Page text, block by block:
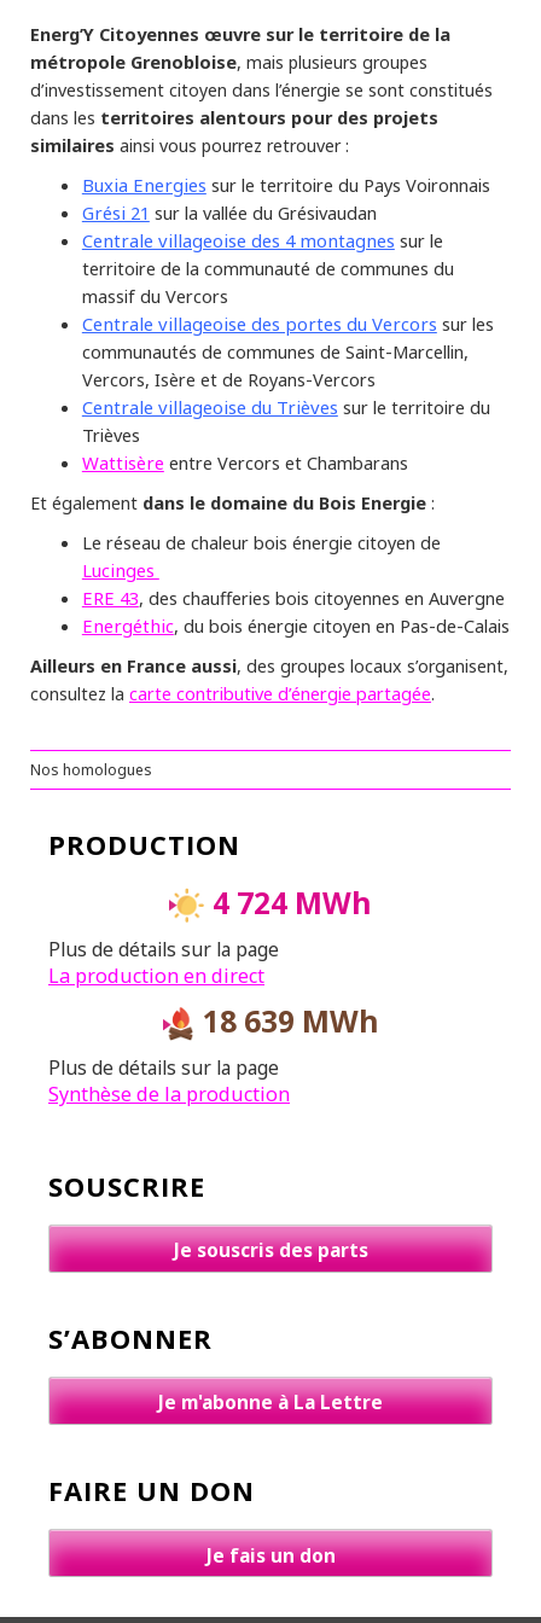
Energ’Y Citoyennes œuvre sur le territoire de la
métropole Grenobloise, mais plusieurs groupes
d’investissement citoyen dans l’énergie se sont constitués
dans les territoires alentours pour des projets
similaires ainsi vous pourrez retrouver :
Buxia Energies sur le territoire du Pays Voironnais
Grési 21 sur la vallée du Grésivaudan
Centrale villageoise des 4 montagnes sur le
territoire de la communauté de communes du
massif du Vercors
Centrale villageoise des portes du Vercors sur les
communautés de communes de Saint-Marcellin,
Vercors, Isère et de Royans-Vercors
Centrale villageoise du Trièves sur le territoire du
Trièves
Wattisère entre Vercors et Chambarans
Et également dans le domaine du Bois Energie :
Le réseau de chaleur bois énergie citoyen de
Lucinges
ERE 43, des chaufferies bois citoyennes en Auvergne
Energéthic, du bois énergie citoyen en Pas-de-Calais
Ailleurs en France aussi, des groupes locaux s’organisent,
consultez la carte contributive d’énergie partagée.
Nos homologues
PRODUCTION
4 724 MWh
Plus de détails sur la page
La production en direct
18 639 MWh
Plus de détails sur la page
Synthèse de la production
SOUSCRIRE
Je souscris des parts
S’ABONNER
Je m'abonne à La Lettre
FAIRE UN DON
Je fais un don